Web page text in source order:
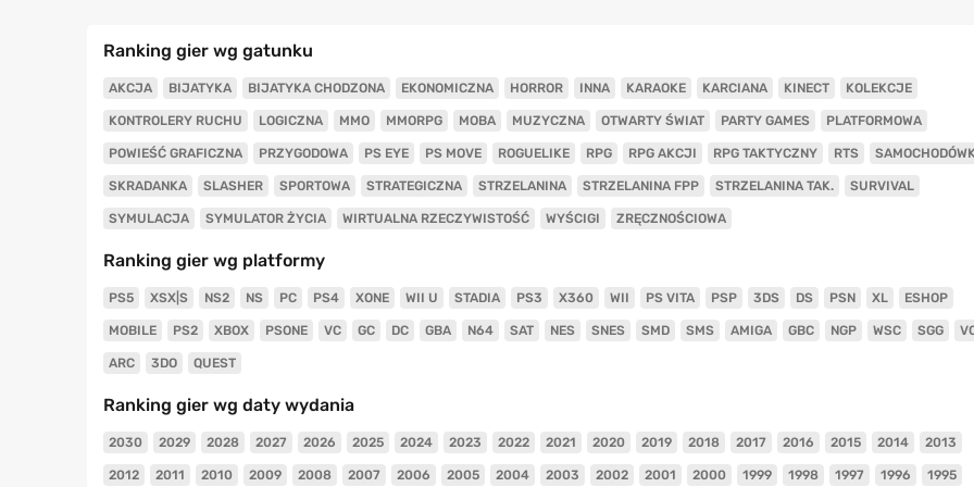
Ranking gier wg gatunku
AKCJA BIJATYKA BIJATYKA CHODZONA EKONOMICZNA HORROR INNA KARAOKE KARCIANA KINECT KOLEKCJE
KONTROLERY RUCHU LOGICZNA MMO MMORPG MOBA MUZYCZNA OTWARTY ŚWIAT PARTY GAMES PLATFORMOWA
POWIEŚĆ GRAFICZNA PRZYGODOWA PS EYE PS MOVE ROGUELIKE RPG RPG AKCJI RPG TAKTYCZNY RTS
SKRADANKA SLASHER SPORTOWA STRATEGICZNA STRZELANINA STRZELANINA FPP STRZELANINA TAK. SURVIVAL
SYMULACJA SYMULATOR ŻYCIA WIRTUALNA RZECZYWISTOŚĆ WYŚCIGI ZRĘCZNOŚCIOWA
Ranking gier wg platformy
PS5 XSX|S NS2 NS PC PS4 XONE WII U STADIA PS3 X360 WII PS VITA PSP 3DS DS PSN XL ESHOP
MOBILE PS2 XBOX PSONE VC GC DC GBA N64 SAT NES SNES SMD SMS AMIGA GBC NGP WSC SGG
ARC 3DO QUEST
Ranking gier wg daty wydania
2030 2029 2028 2027 2026 2025 2024 2023 2022 2021 2020 2019 2018 2017 2016 2015 2014 2013
2012 2011 2010 2009 2008 2007 2006 2005 2004 2003 2002 2001 2000 1999 1998 1997 1996 1995